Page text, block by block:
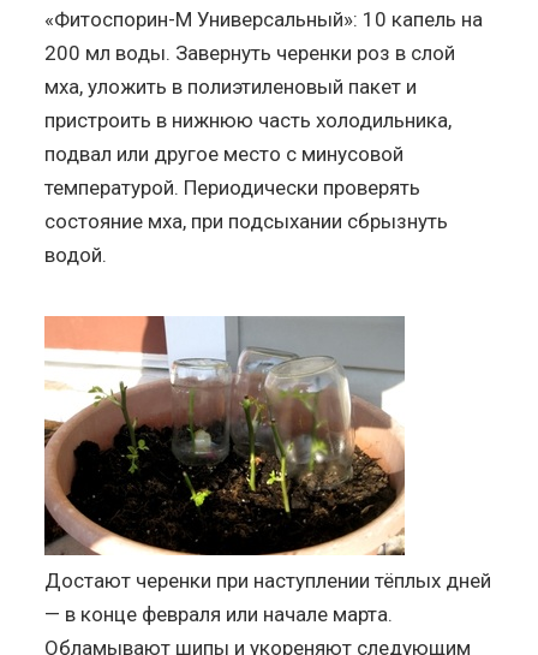
«Фитоспорин-М Универсальный»: 10 капель на
200 мл воды. Завернуть черенки роз в слой
мха, уложить в полиэтиленовый пакет и
пристроить в нижнюю часть холодильника,
подвал или другое место с минусовой
температурой. Периодически проверять
состояние мха, при подсыхании сбрызнуть
водой.
Достают черенки при наступлении тёплых дней
— в конце февраля или начале марта.
Обламывают шипы и укореняют следующим